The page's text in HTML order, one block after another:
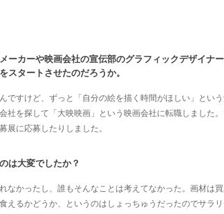
ーカーや映画会社の宣伝部のグラフィックデザイナ
スタートさせたのだろうか。
ですけど、ずっと「自分の絵を描く時間がほしい」とい
社を探して「大映映画」という映画会社に転職しました
展に応募したりしました。
は大変でしたか？
なかったし、誰もそんなことは考えてなかった。画材は
えるかどうか、というのはしょっちゅうだったのでサラ